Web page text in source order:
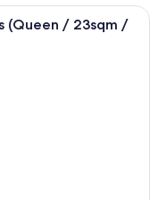
de hotel con una cama
(Queen / 23sqm /